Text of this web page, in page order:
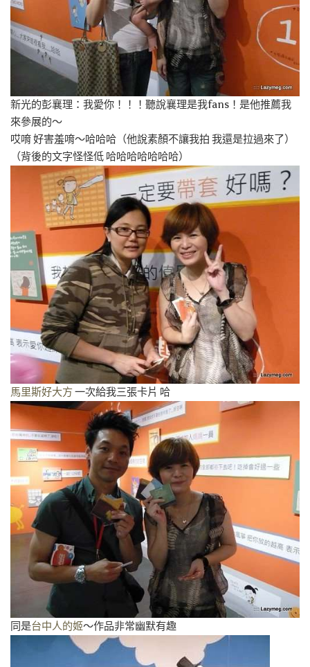
新光的彭襄理：我愛你！！！聽說襄理是我fans！是他推薦我
來參展的～
哎唷 好害羞唷～哈哈哈（他說素顏不讓我拍 我還是拉過來了）
（背後的文字怪怪低 哈哈哈哈哈哈哈）
馬里斯好大方一次給我三張卡片 哈
同是台中人的姬～作品非常幽默有趣